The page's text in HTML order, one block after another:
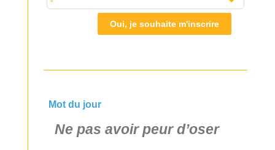
Oui, je souhaite m'inscrire
Mot du jour
Ne pas avoir peur d’oser